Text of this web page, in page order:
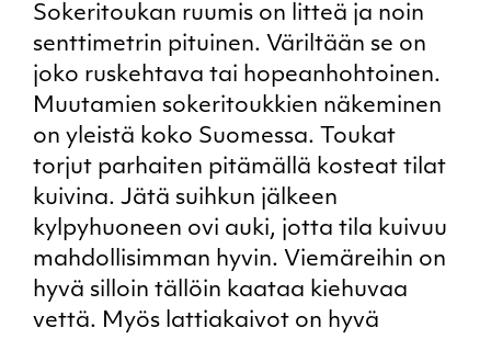
Sokeritoukan ruumis on litteä ja noin
senttimetrin pituinen. Väriltään se on
joko ruskehtava tai hopeanhohtoinen.
Muutamien sokeritoukkien näkeminen
on yleistä koko Suomessa. Toukat
torjut parhaiten pitämällä kosteat tilat
kuivina. Jätä suihkun jälkeen
kylpyhuoneen ovi auki, jotta tila kuivuu
mahdollisimman hyvin. Viemäreihin on
hyvä silloin tällöin kaataa kiehuvaa
vettä. Myös lattiakaivot on hyvä